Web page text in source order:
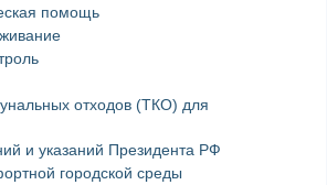
помощь
отходов (ТКО) для
и указаний Президента РФ
городской среды